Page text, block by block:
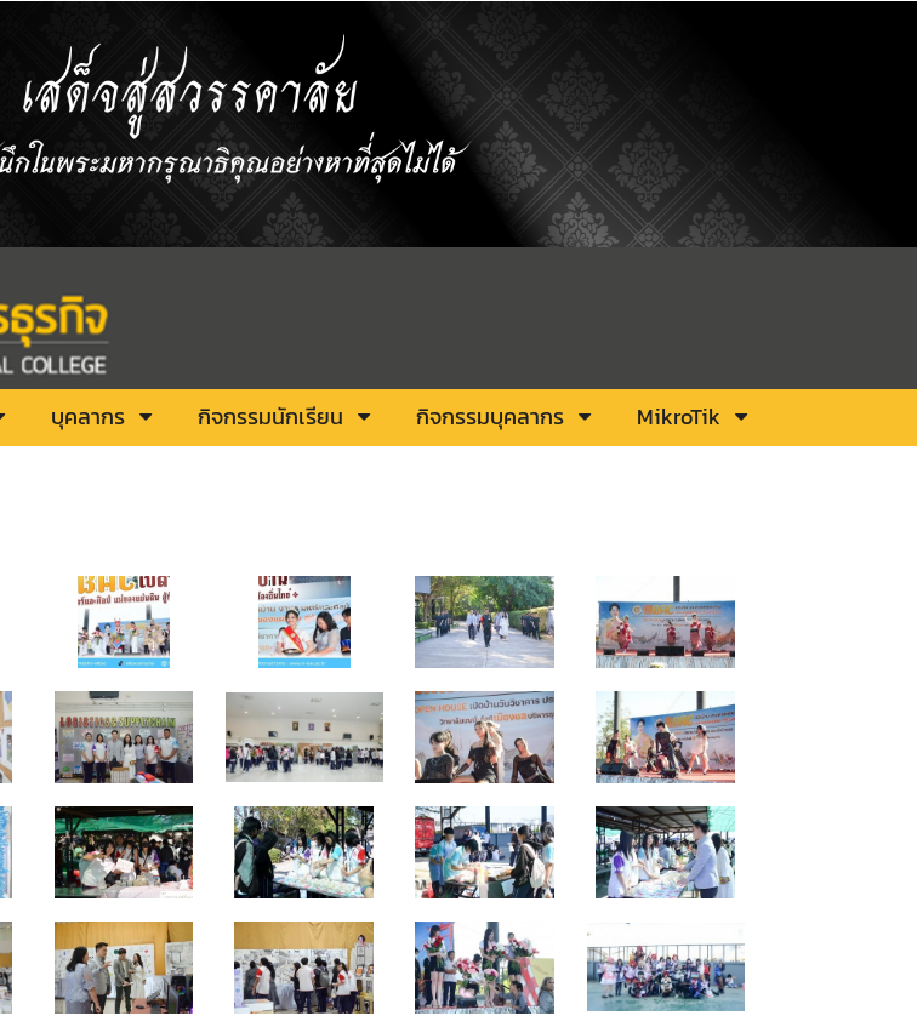
บุคลากร กิจกรรมนักเรียน กิจกรรมบุคลากร MikroTik